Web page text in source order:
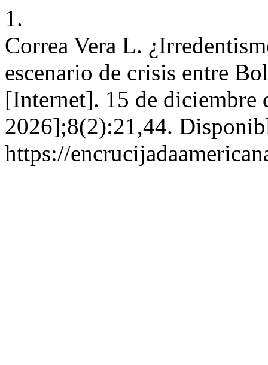
1.
Correa Vera L.
escenario de crisis entre
[Internet]. 15 de diciembre
2026];8(2):21,44.
https://